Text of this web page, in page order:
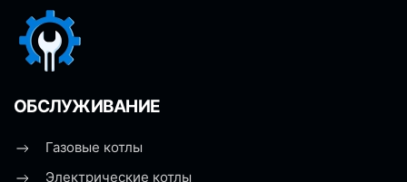
ОБСЛУЖИВАНИЕ
Газовые котлы
Электрические котлы